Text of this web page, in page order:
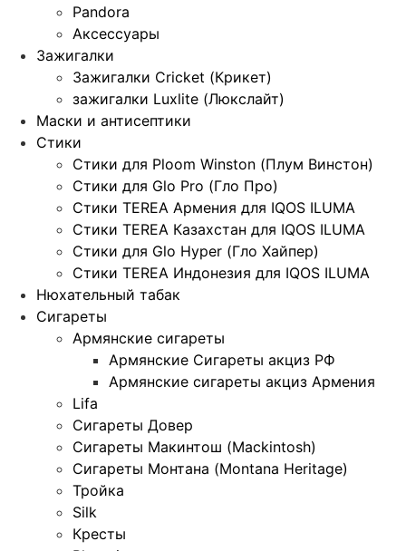
Pandora
Аксессуары
Зажигалки
Зажигалки Cricket (Крикет)
зажигалки Luxlite (Люкслайт)
Маски и антисептики
Стики
Стики для Ploom Winston (Плум Винстон)
Стики для Glo Pro (Гло Про)
Стики TEREA Армения для IQOS ILUMA
Стики TEREA Казахстан для IQOS ILUMA
Стики для Glo Hyper (Гло Хайпер)
Стики TEREA Индонезия для IQOS ILUMA
Нюхательный табак
Сигареты
Армянские сигареты
Армянские Сигареты акциз РФ
Армянские сигареты акциз Армения
Lifa
Сигареты Довер
Сигареты Макинтош (Mackintosh)
Сигареты Монтана (Montana Heritage)
Тройка
Silk
Кресты